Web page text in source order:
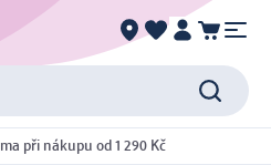
při nákupu od 1 290 Kč